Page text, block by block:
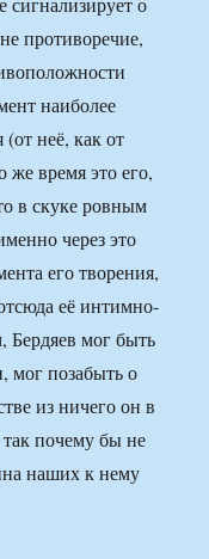
противоречие,
наиболее
неё, как от
же время это его,
в скуке ровным
через это
его творения,
её интимно-
Бердяев мог быть
мог позабыть о
из ничего он в
почему бы не
наших к нему